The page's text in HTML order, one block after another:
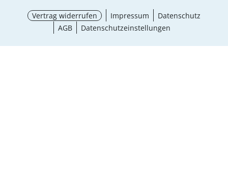
Vertrag widerrufen Impressum
Datenschutz
AGB
Datenschutzeinstellungen